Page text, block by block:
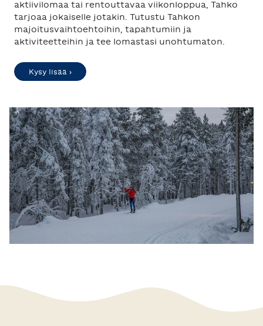
aktiivilomaa tai rentouttavaa viikonloppua, Tahko
tarjoaa jokaiselle jotakin. Tutustu Tahkon
majoitusvaihtoehtoihin, tapahtumiin ja
aktiviteetteihin ja tee lomastasi unohtumaton.
Kysy lisää ›